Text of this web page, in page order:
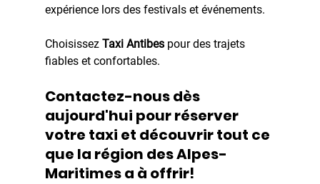
expérience lors des festivals et événements.
Choisissez Taxi Antibes pour des trajets
fiables et confortables.
Contactez-nous dès
aujourd'hui pour réserver
votre taxi et découvrir tout ce
que la région des Alpes-
Maritimes a à offrir!